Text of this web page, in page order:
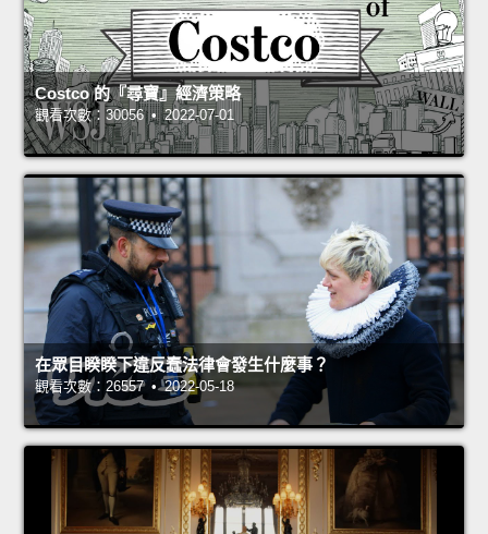
Costco 的『尋寶』經濟策略
觀看次數：30056 • 2022-07-01
在眾目睽睽下違反蠢法律會發生什麼事？
觀看次數：26557 • 2022-05-18